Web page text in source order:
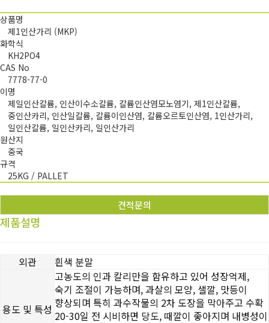
상품명
제1인산가리 (MKP)
화학식
KH2PO4
CAS No
7778-77-0
이명
제일인산칼륨, 인산이수소칼륨, 칼륨인산염모노염기, 제1인산칼륨,
중인산카리, 인산일칼륨, 칼륨이인산염, 칼륨오르토인산염, 1인산가리,
일인산칼륨, 일인산카리, 일인산가리
원산지
중국
규격
25KG / PALLET
견적문의
제품설명
외관 흰색 분말
용도 및 특성
고농도의 인과 칼리만을 함유하고 있어 성장억제,
숙기 조절이 가능하며, 과살의 모양, 샐깔, 맛등이
향상되며 특히 과수작물의 2차 도장을 막아주고 수확
20-30일 전 시비하면 당도, 때깔이 좋아지며 내병성이